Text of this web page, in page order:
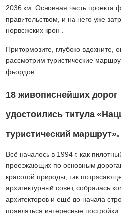
2036 км. Основная часть проекта
правительством, и на него уже
норвежских крон .
Притормозите, глубоко вдохните,
рассмотрим туристические
фьордов.
18 живописнейших дорог
удостоились титула
туристический маршрут».
Всё началось в 1994 г. как
проезжающих по основным
красотой природы, так
архитектурный совет, собралась
архитекторов и ещё до начала
появляться интересные постройки.